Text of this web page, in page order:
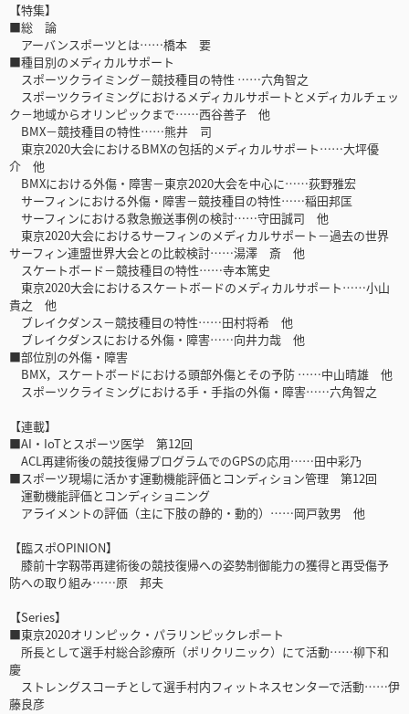
【特集】
■総 論
アーバンスポーツとは……橋本 要
■種目別のメディカルサポート
スポーツクライミング－競技種目の特性 ……六角智之
スポーツクライミングにおけるメディカルサポートとメディカルチェッ
ク－地域からオリンピックまで……西谷善子 他
BMX－競技種目の特性……熊井 司
東京2020大会におけるBMXの包括的メディカルサポート……大坪優
介 他
BMXにおける外傷・障害－東京2020大会を中心に……荻野雅宏
サーフィンにおける外傷・障害－競技種目の特性……稲田邦匡
サーフィンにおける救急搬送事例の検討……守田誠司 他
東京2020大会におけるサーフィンのメディカルサポート－過去の世界
サーフィン連盟世界大会との比較検討……湯澤 斎 他
スケートボード－競技種目の特性……寺本篤史
東京2020大会におけるスケートボードのメディカルサポート……小山
貴之 他
ブレイクダンス－競技種目の特性……田村将希 他
ブレイクダンスにおける外傷・障害……向井力哉 他
■部位別の外傷・障害
BMX，スケートボードにおける頭部外傷とその予防 ……中山晴雄 他
スポーツクライミングにおける手・手指の外傷・障害……六角智之
【連載】
■AI・IoTとスポーツ医学 第12回
ACL再建術後の競技復帰プログラムでのGPSの応用……田中彩乃
■スポーツ現場に活かす運動機能評価とコンディション管理 第12回
運動機能評価とコンディショニング
アライメントの評価（主に下肢の静的・動的）……岡戸敦男 他
【臨スポOPINION】
膝前十字靱帯再建術後の競技復帰への姿勢制御能力の獲得と再受傷予
防への取り組み……原 邦夫
【Series】
■東京2020オリンピック・パラリンピックレポート
所長として選手村総合診療所（ポリクリニック）にて活動……柳下和
慶
ストレングスコーチとして選手村内フィットネスセンターで活動……伊
藤良彦